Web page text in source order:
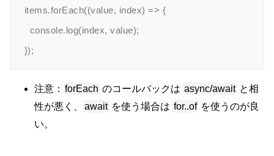
items.forEach((value, index) => {
注意： forEach のコールバックは async/await と相
性が悪く、
await を使う場合は for..of を使うのが良
い。